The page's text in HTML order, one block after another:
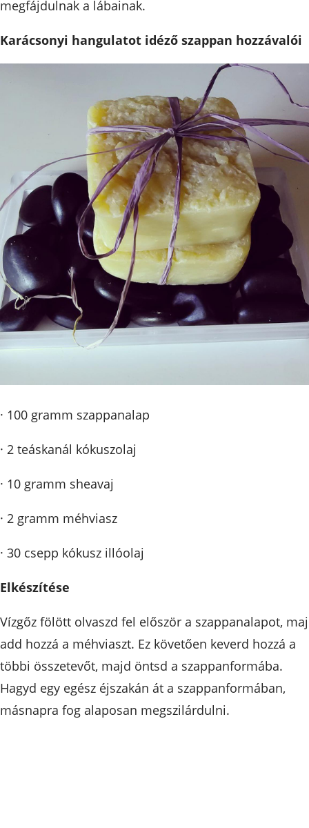
megfájdulnak a lábainak.
Karácsonyi hangulatot idéző szappan hozzávalói
· 100 gramm szappanalap
· 2 teáskanál kókuszolaj
· 10 gramm sheavaj
· 2 gramm méhviasz
· 30 csepp kókusz illóolaj
Elkészítése
Vízgőz fölött olvaszd fel először a szappanalapot,
add hozzá a méhviaszt. Ez követően keverd hozzá a
többi összetevőt, majd öntsd a szappanformába.
Hagyd egy egész éjszakán át a szappanformában,
másnapra fog alaposan megszilárdulni.